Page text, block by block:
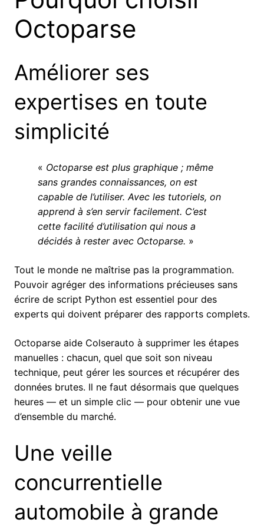
Octoparse
Améliorer ses
expertises en toute
simplicité
« Octoparse est plus graphique ; même
sans grandes connaissances, on est
capable de l’utiliser. Avec les tutoriels, on
apprend à s’en servir facilement. C’est
cette facilité d’utilisation qui nous a
décidés à rester avec Octoparse. »
Tout le monde ne maîtrise pas la programmation.
Pouvoir agréger des informations précieuses sans
écrire de script Python est essentiel pour des
experts qui doivent préparer des rapports complets.
Octoparse aide Colserauto à supprimer les étapes
manuelles : chacun, quel que soit son niveau
technique, peut gérer les sources et récupérer des
données brutes. Il ne faut désormais que quelques
heures — et un simple clic — pour obtenir une vue
d’ensemble du marché.
Une veille
concurrentielle
automobile à grande